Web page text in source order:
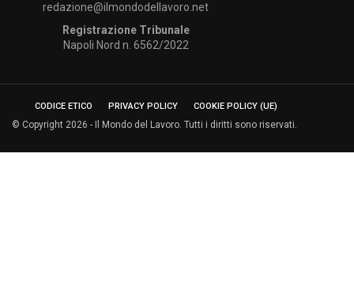
redazione@ilmondodellavoro.net
Registrazione Tribunale
Napoli Nord n. 6562/2022
CODICE ETICO PRIVACY POLICY COOKIE POLICY (UE)
© Copyright 2026 - Il Mondo del Lavoro. Tutti i diritti sono riservati.